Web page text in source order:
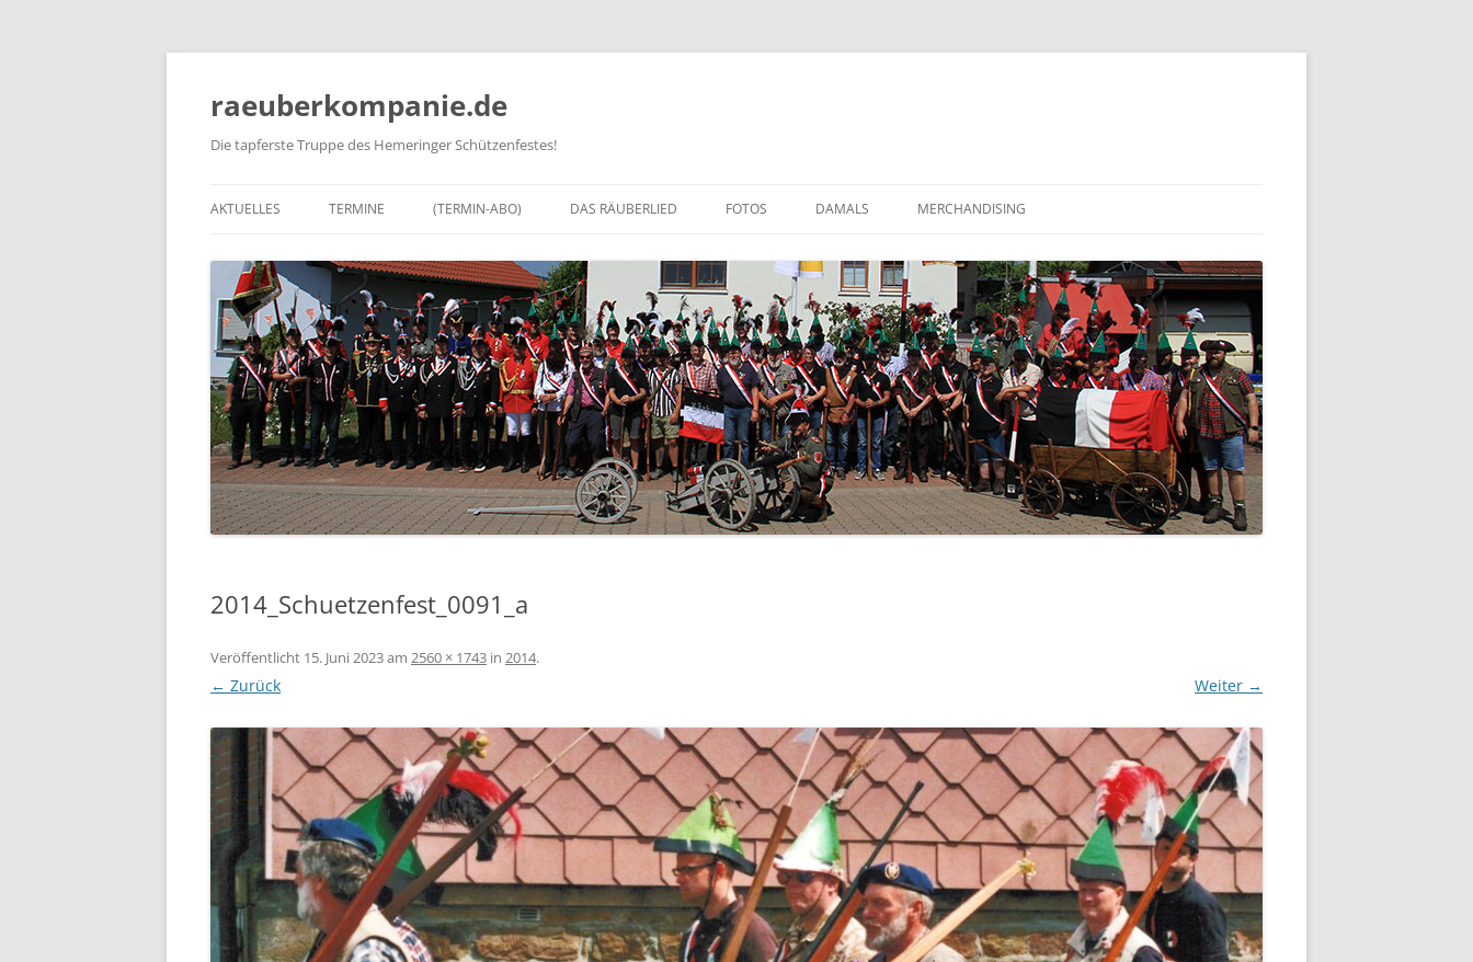
Zum
raeuberkompanie.de
Die tapferste Truppe des Hemeringer Schützenfestes!
AKTUELLES TERMINE (TERMIN-ABO) DAS RÄUBERLIED FOTOS DAMALS MERCHANDISING
2014_Schuetzenfest_0091_a
Veröffentlicht 15. Juni 2023am 2560 × 1743 in 2014.
← Zurück Weiter →